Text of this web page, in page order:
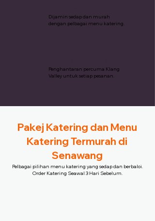
Dijamin sedap dan murah
dengan pelbagai menu katering.
Penghantaran percuma Klang
Valley untuk setiap pesanan.
Pakej Katering dan Menu
Katering Termurah di
Senawang
Pelbagai pilihan menu katering yang sedap dan berbaloi.
Order Katering Seawal 3 Hari Sebelum.